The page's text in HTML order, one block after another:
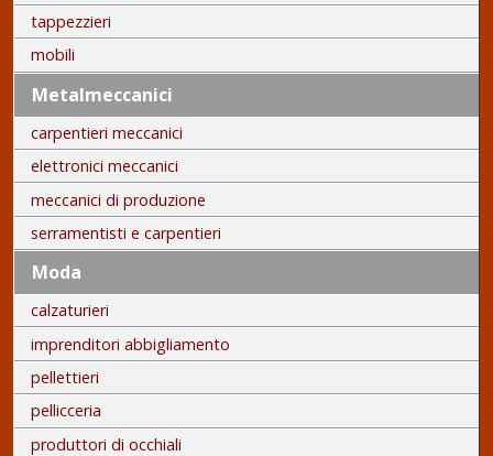
tappezzieri
mobili
Metalmeccanici
carpentieri meccanici
elettronici meccanici
meccanici di produzione
serramentisti e carpentieri
Moda
calzaturieri
imprenditori abbigliamento
pellettieri
pellicceria
produttori di occhiali